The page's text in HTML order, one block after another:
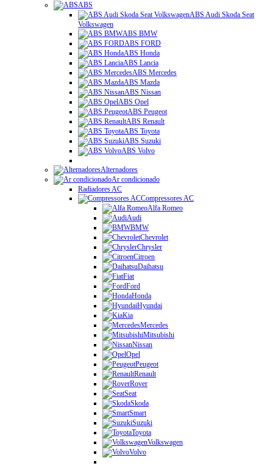
ABS
ABS Audi Skoda Seat
Volkswagen
ABS BMW
ABS FORD
ABS Honda
ABS Lancia
ABS Mercedes
ABS Mazda
ABS Nissan
ABS Opel
ABS Peugeot
ABS Renault
ABS Toyota
ABS Suzuki
ABS Volvo
Alternadores
Ar condicionado
Radiadores AC
Compressores AC
Alfa Romeo
Audi
BMW
Chevrolet
Chrysler
Citroen
Daihatsu
Fiat
Ford
Honda
Hyundai
Kia
Mercedes
Mitsubishi
Nissan
Opel
Peugeot
Renault
Rover
Seat
Skoda
Smart
Suzuki
Toyota
Volkswagen
Volvo